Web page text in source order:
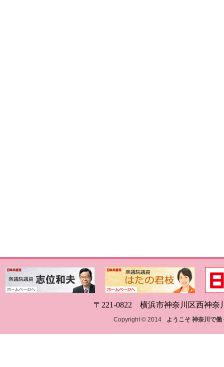
〒221-0822 横浜市神奈川区西神奈
Copyright © 2014 ようこそ 神奈川で